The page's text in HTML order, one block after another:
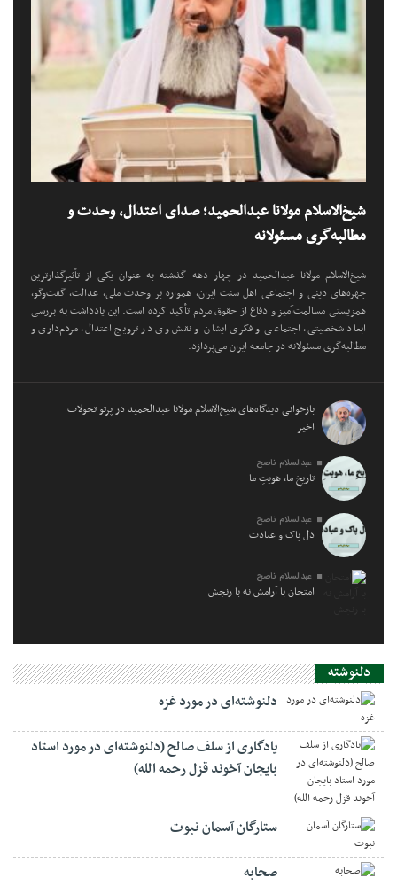
شیخ‌الاسلام مولانا عبدالحمید؛ صدای اعتدال، وحدت و
مطالبه‌گری مسئولانه
شیخ‌الاسلام مولانا عبدالحمید در چهار دهه گذشته به عنوان یکی از تأثیرگذارترین
چهره‌های دینی و اجتماعی اهل سنت ایران، همواره بر وحدت ملی، عدالت، گفت‌وگو،
همزیستی مسالمت‌آمیز و دفاع از حقوق مردم تأکید کرده است. این یادداشت به بررسی
ابعاد شخصیتی، اجتماعی و فکری ایشان و نقش وی در ترویج اعتدال، مردم‌داری و
مطالبه‌گری مسئولانه در جامعه ایران می‌پردازد.
بازخوانی دیدگاه‌های شیخ‌الاسلام مولانا عبدالحمید در پرتو تحولات
اخیر
عبدالسلام ناصح
تاریخِ ما، هویتِ ما
عبدالسلام ناصح
دل پاک و عبادت
عبدالسلام ناصح
امتحان با آرامش نه با رنجش
دلنوشته
دلنوشته‌ای در مورد غزه
یادگاری از سلف صالح (دلنوشته‌ای در مورد استاد
بایجان آخوند قزل رحمه الله)
ستارگان آسمان نبوت
صحابه